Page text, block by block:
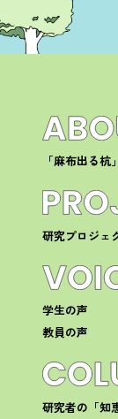
「麻布出る杭
研究プロジェ
学生の声
教員の声
研究者の「知